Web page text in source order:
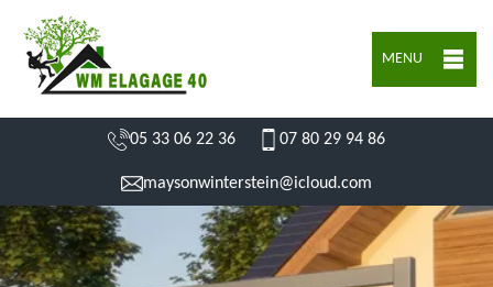
MENU
05 33 06 22 36 07 80 29 94 86
maysonwinterstein@icloud.com